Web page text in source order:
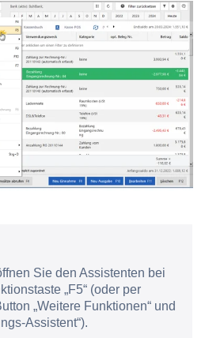
Sie den Assistenten bei
„F5“ (oder per
„Weitere Funktionen“ und
Assistent“).